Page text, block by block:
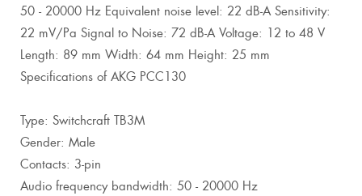
50 - 20000 Hz Equivalent noise level: 22 dB-A Sensitivity:
22 mV/Pa Signal to Noise: 72 dB-A Voltage: 12 to 48 V
Length: 89 mm Width: 64 mm Height: 25 mm
Specifications of AKG PCC130
Type: Switchcraft TB3M
Gender: Male
Contacts: 3-pin
Audio frequency bandwidth: 50 - 20000 Hz